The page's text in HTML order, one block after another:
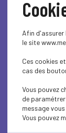
Afin d'assurer
le site
Ces cookies
cas des
Vous pouvez
de
message
Vous pouvez